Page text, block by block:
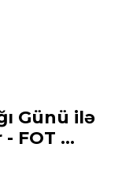
Günü ilə
FOT ...